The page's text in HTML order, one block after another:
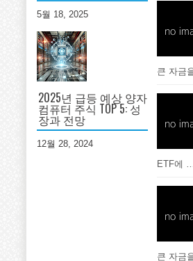
5월 18, 2025
2025년 급등 예상 양자
컴퓨터 주식 TOP 5: 성
장과 전망
12월 28, 2024
큰 자금
ETF에 …
큰 자금